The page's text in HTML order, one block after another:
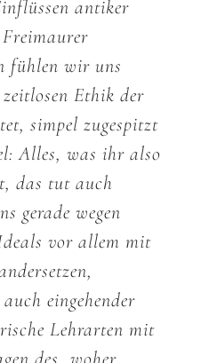
antiker
fühlen wir uns
Ethik der
simpel zugespitzt
Alles, was ihr also
das tut auch
gerade wegen
vor allem mit
eingehender
Lehrarten mit